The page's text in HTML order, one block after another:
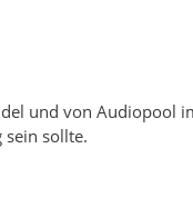
und von Audiopool
sollte.